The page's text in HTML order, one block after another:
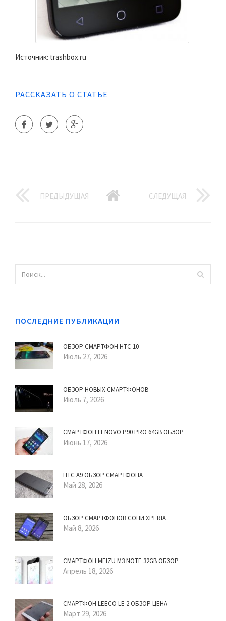
Источник: trashbox.ru
РАССКАЗАТЬ О СТАТЬЕ
ПРЕДЫДУЩАЯ СЛЕДУЩАЯ
ПОСЛЕДНИЕ ПУБЛИКАЦИИ
ОБЗОР СМАРТФОН HTC 10
Июль 27, 2026
ОБЗОР НОВЫХ СМАРТФОНОВ
Июль 7, 2026
СМАРТФОН LENOVO P90 PRO 64GB ОБЗОР
Июнь 17, 2026
HTC A9 ОБЗОР СМАРТФОНА
Май 28, 2026
ОБЗОР СМАРТФОНОВ СОНИ XPERIA
Май 8, 2026
СМАРТФОН MEIZU M3 NOTE 32GB ОБЗОР
Апрель 18, 2026
СМАРТФОН LEECO LE 2 ОБЗОР ЦЕНА
Март 29, 2026